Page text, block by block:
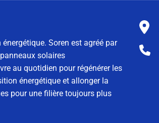
Soren est agréé par
solaires
au quotidien pour régénérer les
énergétique et allonger la
pour une filière toujours plus